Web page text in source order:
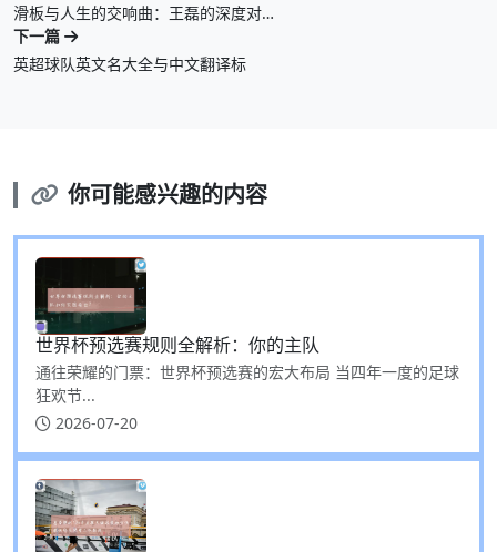
滑板与人生的交响曲：王磊的深度对…
下一篇
英超球队英文名大全与中文翻译标
你可能感兴趣的内容
世界杯预选赛规则全解析：你的主队
通往荣耀的门票：世界杯预选赛的宏大布局 当四年一度的足球
狂欢节...
2026-07-20